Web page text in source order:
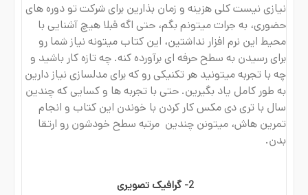
نیازی نیست کلی هزینه و زمان بذارین برای شرکت تو دوره های
حضوری، به جرات میتونم بگم، حتی اگه قبلا هیچ آشنایی با
محیط این نرم افزار نداشتین، این کتاب میتونه نیاز شما رو
برای رسیدن به سطح حرفه ای برآورده کنه. چه تازه کار باشید و
چه با تجربه میتونید هر تکنیکی رو که برای مدلسازی نیاز دارین
به طور کامل یاد بگیرین. حتی با تجربه ها و کسایی که چندین
سال با تری دی مکس کار کردن با خوندن این کتاب و انجام
تمرین هاش، میتونن چندین مرتبه سطح خودشون رو ارتقا
بدن.
2- گرافیک تصویری ​